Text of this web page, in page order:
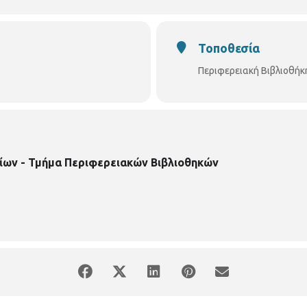
Τοποθεσία
Περιφερειακή
- Τμήμα Περιφερειακών Βιβλιοθηκών